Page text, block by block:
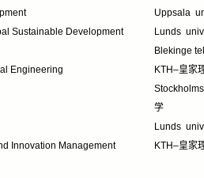
Uppsala
Sustainable Development
Lunds
Blekinge
Engineering KTH–皇家
学
Lunds
Innovation Management KTH–皇家